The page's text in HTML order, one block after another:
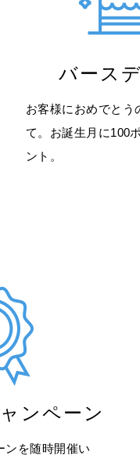
バース
お客様におめでとう
て。お誕生月に100
ント。
ンペーン
ンを随時開催い